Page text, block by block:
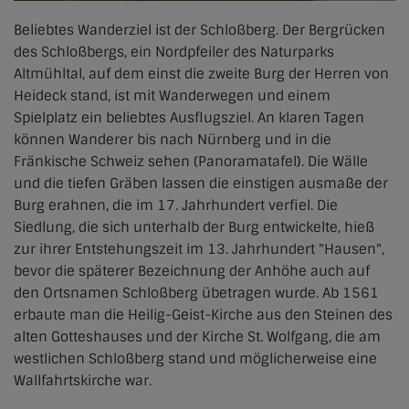
Beliebtes Wanderziel ist der Schloßberg. Der Bergrücken
des Schloßbergs, ein Nordpfeiler des Naturparks
Altmühltal, auf dem einst die zweite Burg der Herren von
Heideck stand, ist mit Wanderwegen und einem
Spielplatz ein beliebtes Ausflugsziel. An klaren Tagen
können Wanderer bis nach Nürnberg und in die
Fränkische Schweiz sehen (Panoramatafel). Die Wälle
und die tiefen Gräben lassen die einstigen ausmaße der
Burg erahnen, die im 17. Jahrhundert verfiel. Die
Siedlung, die sich unterhalb der Burg entwickelte, hieß
zur ihrer Entstehungszeit im 13. Jahrhundert "Hausen",
bevor die späterer Bezeichnung der Anhöhe auch auf
den Ortsnamen Schloßberg übetragen wurde. Ab 1561
erbaute man die Heilig-Geist-Kirche aus den Steinen des
alten Gotteshauses und der Kirche St. Wolfgang, die am
westlichen Schloßberg stand und möglicherweise eine
Wallfahrtskirche war.